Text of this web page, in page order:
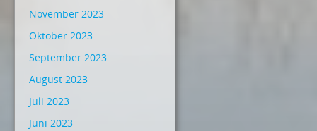
November 2023
Oktober 2023
September 2023
August 2023
Juli 2023
Juni 2023